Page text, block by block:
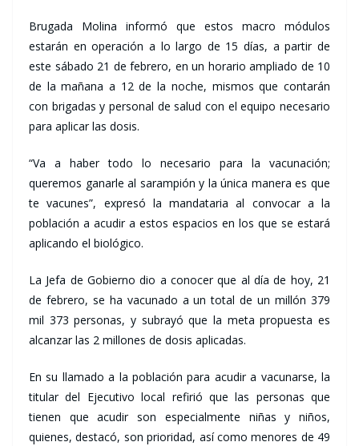
Brugada Molina informó que estos macro módulos
estarán en operación a lo largo de 15 días, a partir de
este sábado 21 de febrero, en un horario ampliado de 10
de la mañana a 12 de la noche, mismos que contarán
con brigadas y personal de salud con el equipo necesario
para aplicar las dosis.
“Va a haber todo lo necesario para la vacunación;
queremos ganarle al sarampión y la única manera es que
te vacunes”, expresó la mandataria al convocar a la
población a acudir a estos espacios en los que se estará
aplicando el biológico.
La Jefa de Gobierno dio a conocer que al día de hoy, 21
de febrero, se ha vacunado a un total de un millón 379
mil 373 personas, y subrayó que la meta propuesta es
alcanzar las 2 millones de dosis aplicadas.
En su llamado a la población para acudir a vacunarse, la
titular del Ejecutivo local refirió que las personas que
tienen que acudir son especialmente niñas y niños,
quienes, destacó, son prioridad, así como menores de 49